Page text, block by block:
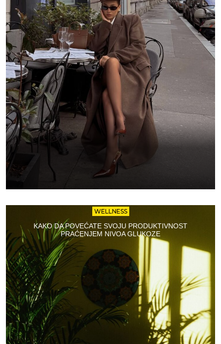
WELLNESS
KAKO DA POVEĆATE SVOJU PRODUKTIVNOST
PRAĆENJEM NIVOA GLUKOZE